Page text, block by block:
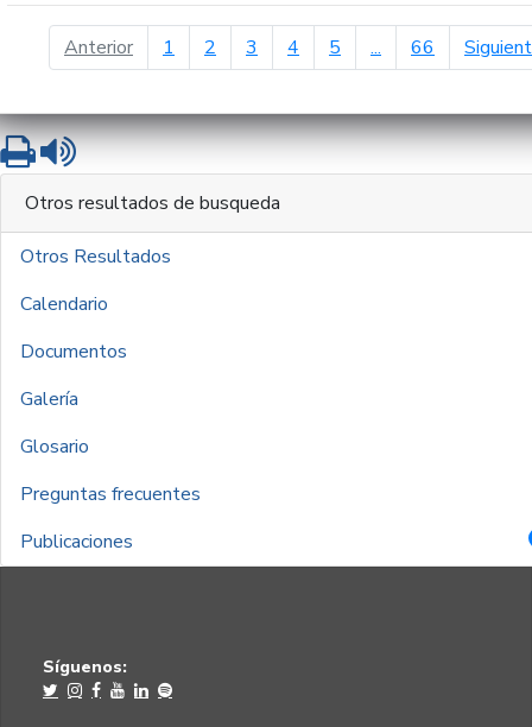
Anteriorpágina anterior
1 2 3 4 5 ... 66
ImprimirLeer contenido
Otros resultados de busqueda
Otros Resultados
Calendario
Documentos
Galería
Glosario
Preguntas frecuentes
Publicaciones
Síguenos: